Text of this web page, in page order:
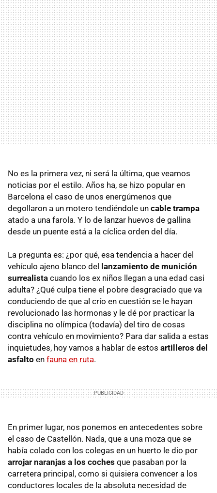
No es la primera vez, ni será la última, que veamos
noticias por el estilo. Años ha, se hizo popular en
Barcelona el caso de unos energúmenos que
degollaron a un motero tendiéndole un cable trampa
atado a una farola. Y lo de lanzar huevos de gallina
desde un puente está a la cíclica orden del día.
La pregunta es: ¿por qué, esa tendencia a hacer del
vehículo ajeno blanco del lanzamiento de munición
surrealista cuando los ex niños llegan a una edad casi
adulta? ¿Qué culpa tiene el pobre desgraciado que va
conduciendo de que al crío en cuestión se le hayan
revolucionado las hormonas y le dé por practicar la
disciplina no olímpica (todavía) del tiro de cosas
contra vehículo en movimiento? Para dar salida a estas
inquietudes, hoy vamos a hablar de estos artilleros del
asfalto en fauna en ruta.
En primer lugar, nos ponemos en antecedentes sobre
el caso de Castellón. Nada, que a una moza que se
había colado con los colegas en un huerto le dio por
arrojar naranjas a los coches que pasaban por la
carretera principal, como si quisiera convencer a los
conductores locales de la absoluta necesidad de